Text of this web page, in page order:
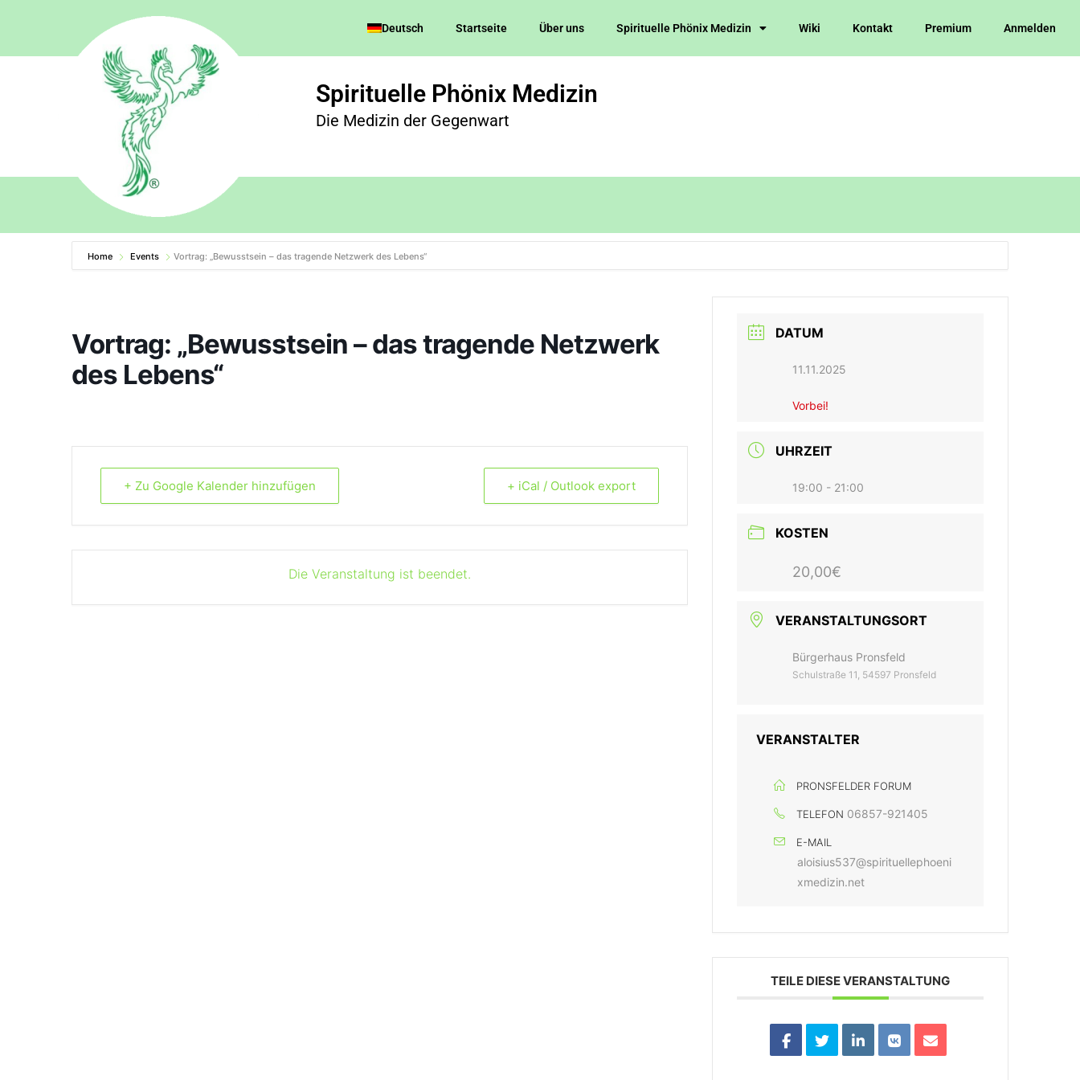
Deutsch Startseite Über uns Spirituelle Phönix Medizin Wiki Kontakt Premium Anmelden
Spirituelle Phönix Medizin
Die Medizin der Gegenwart
Home Events Vortrag: „Bewusstsein – das tragende Netzwerk des Lebens“
Vortrag: „Bewusstsein – das tragende Netzwerk
des Lebens“
+ Zu Google Kalender hinzufügen + iCal / Outlook export
Die Veranstaltung ist beendet.
DATUM
11.11.2025
Vorbei!
UHRZEIT
19:00 - 21:00
KOSTEN
20,00€
VERANSTALTUNGSORT
Bürgerhaus Pronsfeld
Schulstraße 11, 54597 Pronsfeld
VERANSTALTER
PRONSFELDER FORUM
TELEFON 06857-921405
E-MAIL
aloisius537@spirituellephoeni
xmedizin.net
TEILE DIESE VERANSTALTUNG